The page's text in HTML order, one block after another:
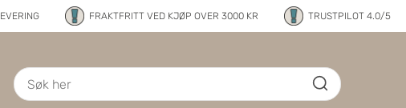
FRAKTFRITT VED KJØP OVER 3000 KR TRUSTPILOT 4.0/5